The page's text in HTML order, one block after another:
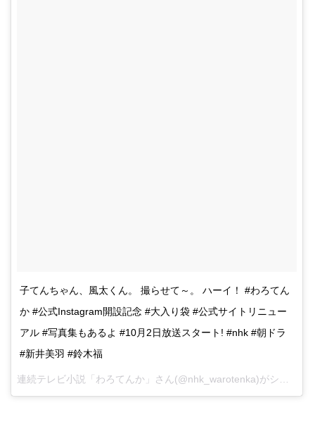
子てんちゃん、風太くん。 撮らせて～。 ハーイ！ #わろてん
か #公式Instagram開設記念 #大入り袋 #公式サイトリニュー
アル #写真集もあるよ #10月2日放送スタート! #nhk #朝ドラ
#新井美羽 #鈴木福